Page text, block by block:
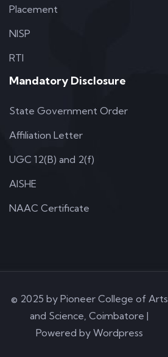
Placement
NISP
RTI
Mandatory Disclosure
State Government Order
Affiliation Letter
UGC 12(B) and 2(f)
AISHE
NAAC Certificate
© 2025 by Pioneer College of Arts
and Science, Coimbatore |
Powered by Wordpress